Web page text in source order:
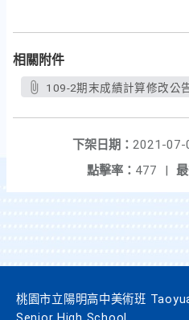
相關附件
109-2期末成績計算修改公
下架日期： 2021-07-
點擊率： 477 |
桃園市立陽明高中美術班